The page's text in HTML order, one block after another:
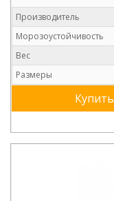
Производитель
Морозоустойчивость
Вес
Размеры
Купить